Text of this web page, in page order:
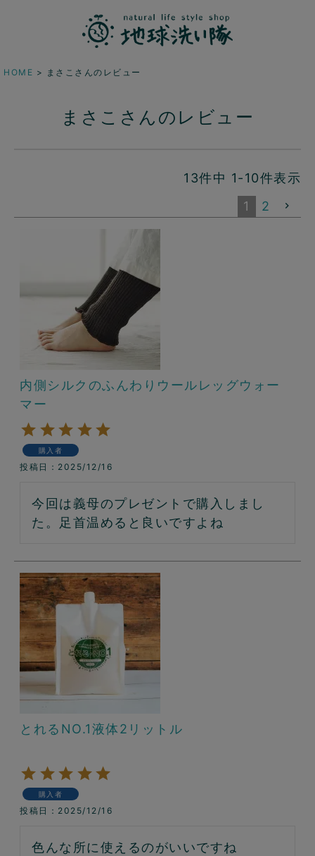
HOME まさこさんのレビュー
まさこさんのレビュー
13件中 1-10件表示
1
2
内側シルクのふんわりウールレッグウォー
マー
購入者
投稿日 2025/12/16
今回は義母のプレゼントで購入しまし
とれるNO.1液体2リットル
購入者
投稿日 2025/12/16
色んな所に使えるのがいいですね